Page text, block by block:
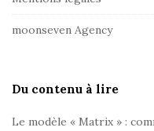
moonseven Agency
Du contenu à lire
Le modèle « Matrix » :